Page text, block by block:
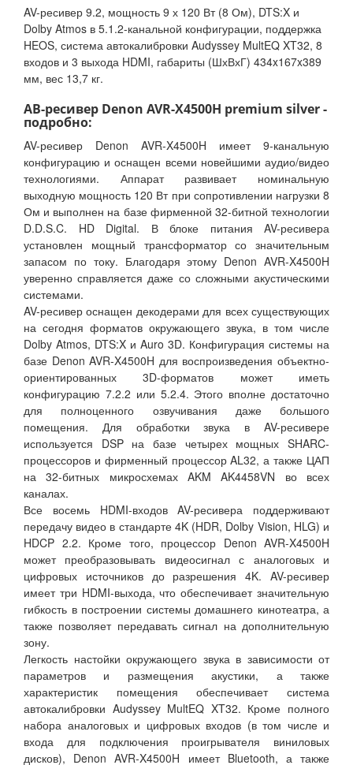
AV-ресивер 9.2, мощность 9 х 120 Вт (8 Ом), DTS:X и
Dolby Atmos в 5.1.2-канальной конфигурации, поддержка
HEOS, система автокалибровки Audyssey MultEQ XT32, 8
входов и 3 выхода HDMI, габариты (ШхВхГ) 434x167x389
мм, вес 13,7 кг.
АВ-ресивер Denon AVR-X4500H premium silver -
подробно:
AV-ресивер Denon AVR-X4500H имеет 9-канальную
конфигурацию и оснащен всеми новейшими аудио/видео
технологиями. Аппарат развивает номинальную
выходную мощность 120 Вт при сопротивлении нагрузки 8
Ом и выполнен на базе фирменной 32-битной технологии
D.D.S.C. HD Digital. В блоке питания AV-ресивера
установлен мощный трансформатор со значительным
запасом по току. Благодаря этому Denon AVR-X4500H
уверенно справляется даже со сложными акустическими
системами.
AV-ресивер оснащен декодерами для всех существующих
на сегодня форматов окружающего звука, в том числе
Dolby Atmos, DTS:X и Auro 3D. Конфигурация системы на
базе Denon AVR-X4500H для воспроизведения объектно-
ориентированных 3D-форматов может иметь
конфигурацию 7.2.2 или 5.2.4. Этого вполне достаточно
для полноценного озвучивания даже большого
помещения. Для обработки звука в AV-ресивере
используется DSP на базе четырех мощных SHARC-
процессоров и фирменный процессор AL32, а также ЦАП
на 32-битных микросхемах AKM AK4458VN во всех
каналах.
Все восемь HDMI-входов AV-ресивера поддерживают
передачу видео в стандарте 4K (HDR, Dolby Vision, HLG) и
HDCP 2.2. Кроме того, процессор Denon AVR-X4500H
может преобразовывать видеосигнал с аналоговых и
цифровых источников до разрешения 4K. AV-ресивер
имеет три HDMI-выхода, что обеспечивает значительную
гибкость в построении системы домашнего кинотеатра, а
также позволяет передавать сигнал на дополнительную
зону.
Легкость настойки окружающего звука в зависимости от
параметров и размещения акустики, а также
характеристик помещения обеспечивает система
автокалибровки Audyssey MultEQ XT32. Кроме полного
набора аналоговых и цифровых входов (в том числе и
входа для подключения проигрывателя виниловых
дисков), Denon AVR-X4500H имеет Bluetooth, а также